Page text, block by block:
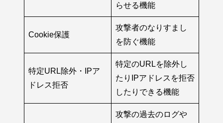
らせる機能
Cookie保護
攻撃者のなりすまし
を防ぐ機能
特定URL除外・IPア
ドレス拒否
特定のURLを除外し
たりIPアドレスを拒否
したりできる機能
攻撃の過去のログや